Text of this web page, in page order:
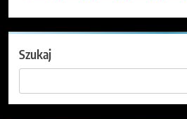
Szukaj